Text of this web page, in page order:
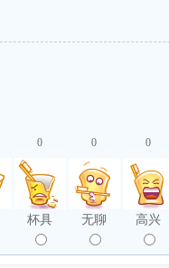
0
杯具
0
无聊
0
高兴